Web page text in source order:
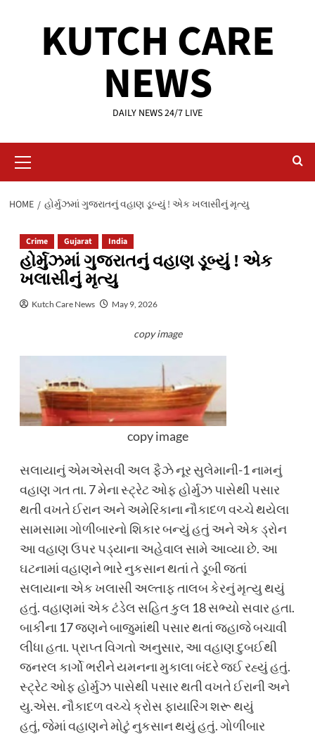
KUTCH CARE
NEWS
DAILY NEWS 24/7 LIVE
Menu
HOME હોર્મુઝમાં ગુજરાતનું વહાણ ડૂબ્યું ! એક ખલાસીનું મૃત્યુ
Crime Gujarat India
હોર્મુઝમાં ગુજરાતનું વહાણ ડૂબ્યું ! એક
ખલાસીનું મૃત્યુ
Kutch Care News May 9, 2026
copy image
copy image
સલાયાનું એમએસવી અલ ફૈઝે નૂર સુલેમાની-1 નામનું
વહાણ ગત તા. 7 મેના સ્ટ્રેટ ઓફ હોર્મુઝ પાસેથી પસાર
થતી વખતે ઈરાન અને અમેરિકાના નૌકાદળ વચ્ચે થયેલા
સામસામા ગોળીબારનો શિકાર બન્યું હતું અને એક ડ્રોન
આ વહાણ ઉપર પડ્યાના અહેવાલ સામે આવ્યા છે. આ
ઘટનામાં વહાણને ભારે નુકસાન થતાં તે ડૂબી જતાં
સલાયાના એક ખલાસી અલ્તાફ તાલબ કેરનું મૃત્યુ થયું
હતું. વહાણમાં એક ટંડેલ સહિત કુલ 18 સભ્યો સવાર હતા.
બાકીના 17 જણને બાજુમાંથી પસાર થતાં જહાજે બચાવી
લીધા હતા. પ્રાપ્ત વિગતો અનુસાર, આ વહાણ દુબઈથી
જનરલ કાર્ગો ભરીને યમનના મુકાલા બંદરે જઈ રહ્યું હતું.
સ્ટ્રેટ ઓફ હોર્મુઝ પાસેથી પસાર થતી વખતે ઈરાની અને
યુ.એસ. નૌકાદળ વચ્ચે ક્રોસ ફાયારિંગ શરૂ થયું
હતું, જેમાં વહાણને મોટું નુકસાન થયું હતું. ગોળીબાર